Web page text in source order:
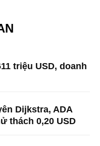
triệu USD, doanh
Dijkstra, ADA
thách 0,20 USD